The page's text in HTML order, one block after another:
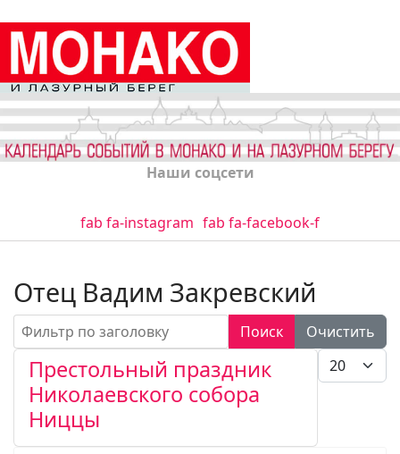
Наши соцсети
fab fa-instagram fab fa-facebook-f
Отец Вадим Закревский
Фильтр по заголовку Поиск
Очистить
Кол-во
Престольный праздник
Николаевского собора
Ниццы